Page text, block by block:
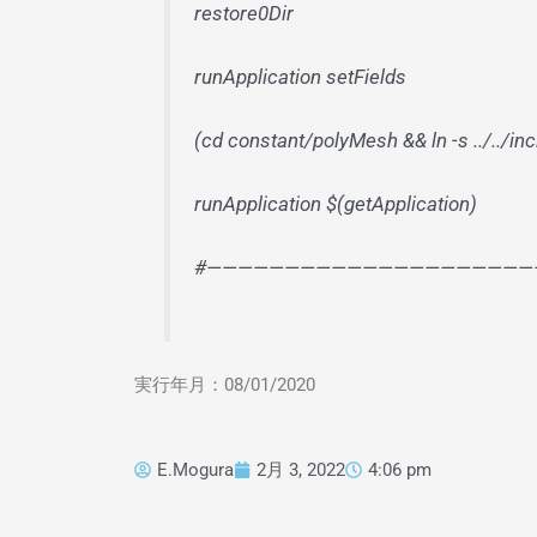
restore0Dir
runApplication setFields
(cd constant/polyMesh && ln -s ../../
runApplication $(getApplication)
実行年月：08/01/2020
E.Mogura 2月 3, 2022 4:06 pm